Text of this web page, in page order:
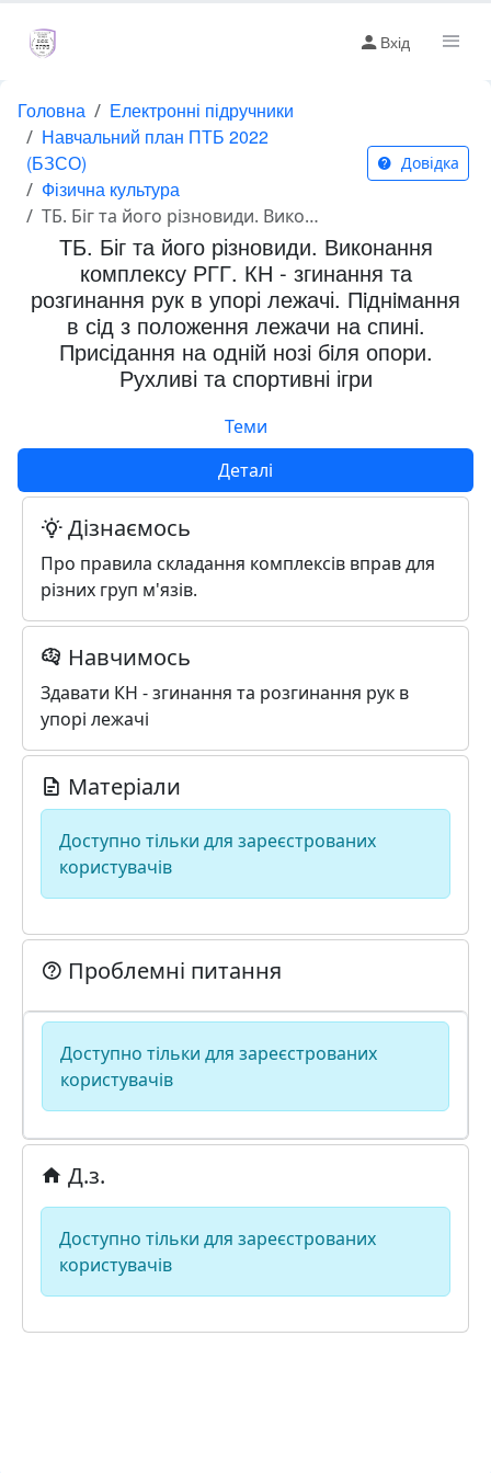
Вхід
Головна
Електронні підручники
Навчальний план ПТБ 2022
(БЗСО)
Фізична культура
ТБ. Біг та його різновиди. Виконання комплексу РГГ. КН - згинання та розгинання рук в упорі лежачі. Пiднiмання в сiд з положення лежачи на спинi. Присідання на однiй нозi бiля опори. Рухливі та спортивні ігри
Довідка
ТБ. Біг та його різновиди. Виконання
комплексу РГГ. КН - згинання та
розгинання рук в упорі лежачі. Пiднiмання
в сiд з положення лежачи на спинi.
Присідання на однiй нозi бiля опори.
Рухливі та спортивні ігри
Теми
Деталі
Дізнаємось
Про правила складання комплексів вправ для
різних груп м'язів.
Навчимось
Здавати КН - згинання та розгинання рук в
упорі лежачі
Матеріали
Доступно тільки для зареєстрованих
користувачів
Проблемні питання
Доступно тільки для зареєстрованих
користувачів
Д.з.
Доступно тільки для зареєстрованих
користувачів